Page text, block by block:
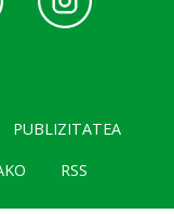
PUBLIZITATEA
RSS